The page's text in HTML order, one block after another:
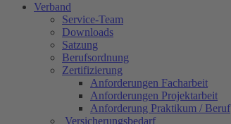
Verband
Service-Team
Downloads
Satzung
Berufsordnung
Zertifizierung
Anforderungen Facharbeit
Anforderungen Projektarbeit
Anforderung Praktikum / Beruf
Versicherungsbedarf